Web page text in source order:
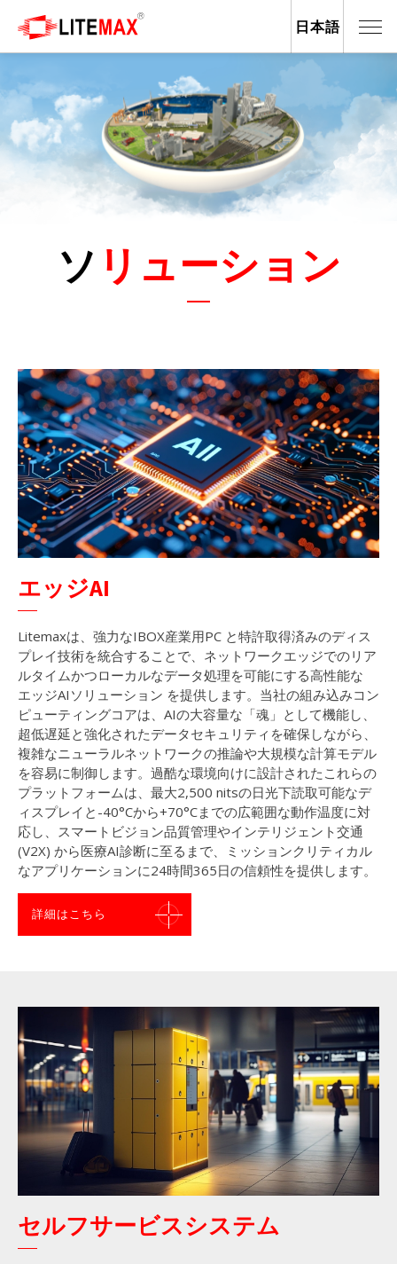
ソリューション
エッジAI
Litemaxは、強力なIBOX産業用PC と特許取得済みのディス
プレイ技術を統合することで、ネットワークエッジでのリア
ルタイムかつローカルなデータ処理を可能にする高性能な
エッジAIソリューション を提供します。当社の組み込みコン
ピューティングコアは、AIの大容量な「魂」として機能し、
超低遅延と強化されたデータセキュリティを確保しながら、
複雑なニューラルネットワークの推論や大規模な計算モデル
を容易に制御します。過酷な環境向けに設計されたこれらの
プラットフォームは、最大2,500 nitsの日光下読取可能なデ
ィスプレイと-40°Cから+70°Cまでの広範囲な動作温度に対
応し、スマートビジョン品質管理やインテリジェント交通
(V2X) から医療AI診断に至るまで、ミッションクリティカル
なアプリケーションに24時間365日の信頼性を提供します。
詳細はこちら
セルフサービスシステム
日本語